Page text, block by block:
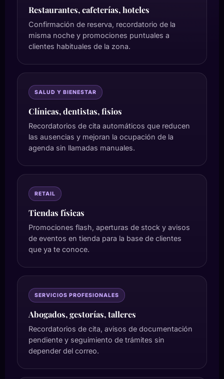
Restaurantes, cafeterías, hoteles
Confirmación de reserva, recordatorio de la
misma noche y promociones puntuales a
clientes habituales de la zona.
SALUD Y BIENESTAR
Clínicas, dentistas, fisios
Recordatorios de cita automáticos que reducen
las ausencias y mejoran la ocupación de la
agenda sin llamadas manuales.
RETAIL
Tiendas físicas
Promociones flash, aperturas de stock y avisos
de eventos en tienda para la base de clientes
que ya te conoce.
SERVICIOS PROFESIONALES
Abogados, gestorías, talleres
Recordatorios de cita, avisos de documentación
pendiente y seguimiento de trámites sin
depender del correo.